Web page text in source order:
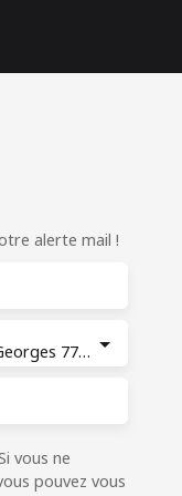
alerte mail !
Bussy-Saint-Georges 77600
vous ne
pouvez vous